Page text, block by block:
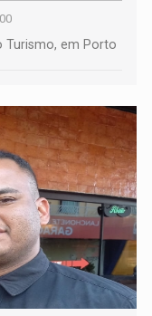
Turismo, em Porto